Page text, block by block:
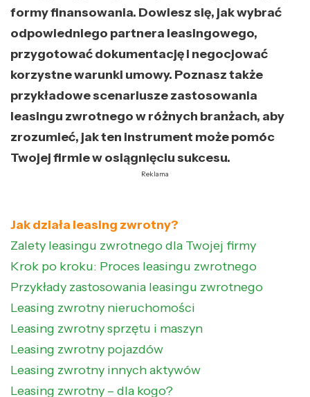
formy finansowania. Dowiesz się, jak wybrać
odpowiedniego partnera leasingowego,
przygotować dokumentację i negocjować
korzystne warunki umowy. Poznasz także
przykładowe scenariusze zastosowania
leasingu zwrotnego w różnych branżach, aby
zrozumieć, jak ten instrument może pomóc
Twojej firmie w osiągnięciu sukcesu.
Reklama
Jak działa leasing zwrotny?
Zalety leasingu zwrotnego dla Twojej firmy
Krok po kroku: Proces leasingu zwrotnego
Przykłady zastosowania leasingu zwrotnego
Leasing zwrotny nieruchomości
Leasing zwrotny sprzętu i maszyn
Leasing zwrotny pojazdów
Leasing zwrotny innych aktywów
Leasing zwrotny – dla kogo?